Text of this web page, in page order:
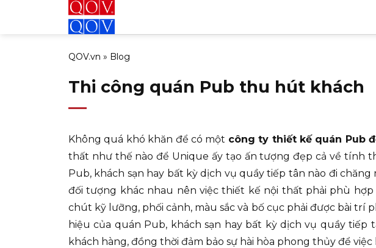
QOV.vn » Blog
Thi công quán Pub thu hút khách
Không quá khó khăn để có một công ty thiết kế quán Pub
thất như thế nào để Unique ấy tạo ấn tượng đẹp cả về tính
Pub, khách sạn hay bất kỳ dịch vụ quầy tiếp tân nào đi
đối tượng khác nhau nên việc thiết kế nội thất phải phù
chút kỹ lưỡng, phối cảnh, màu sắc và bố cục phải được bài
hiệu của quán Pub, khách sạn hay bất kỳ dịch vụ quầy
khách hàng, đồng thời đảm bảo sự hài hòa phong thủy để